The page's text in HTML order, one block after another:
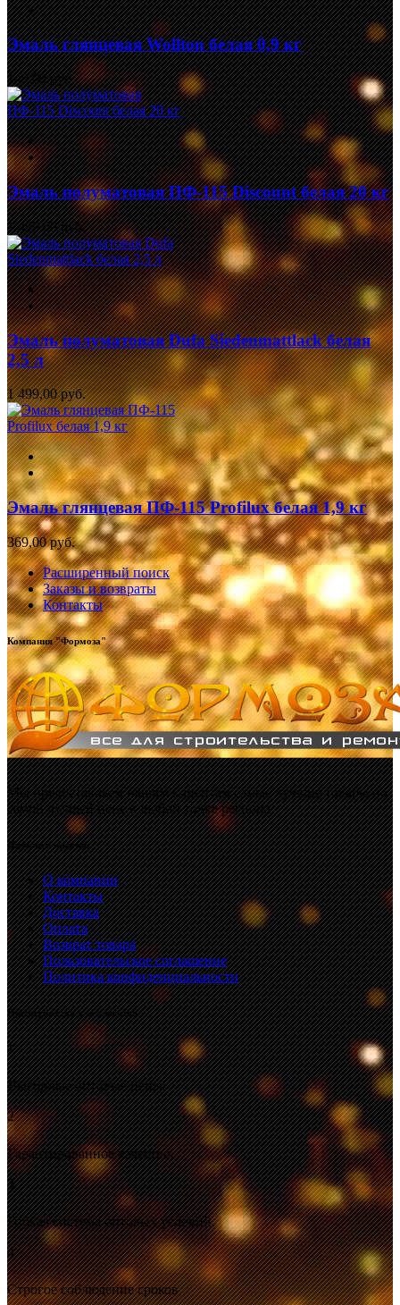
Эмаль глянцевая Wollton белая 0,9 кг
149,00 руб.
Эмаль полуматовая ПФ-115 Discount белая 20 кг
1 499,00 руб.
Эмаль полуматовая Dufa Siedenmattlack белая
2,5 л
1 499,00 руб.
Эмаль глянцевая ПФ-115 Profilux белая 1,9 кг
369,00 руб.
Расширенный поиск
Заказы и возвраты
Контакты
Компания "Формоза"
Мы предоставляем нашим клиентам самые лучшие товары по
самой лучшей цене в любой точке региона.
Интернет-магазин
О компании
Контакты
Доставка
Оплата
Возврат товара
Пользовательское соглашение
Политика конфиденциальности
Преимущества для клиентов
1
Выгодные оптовые цены.
2
Гарантированное качество.
3
Гибкая система оптовых условий.
4
Строгое соблюдение сроков